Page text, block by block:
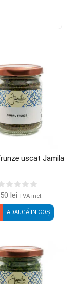
uscat Jamila
lei TVA incl.
ADAUGĂ ÎN COȘ